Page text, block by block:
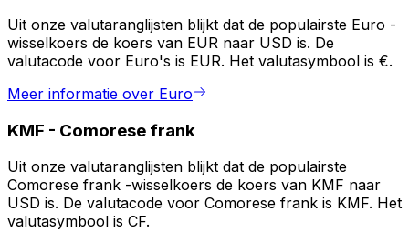
Uit onze valutaranglijsten blijkt dat de populairste Euro -
wisselkoers de koers van EUR naar USD is. De
valutacode voor Euro's is EUR. Het valutasymbool is €.
Meer informatie over Euro
KMF - Comorese frank
Uit onze valutaranglijsten blijkt dat de populairste
Comorese frank -wisselkoers de koers van KMF naar
USD is. De valutacode voor Comorese frank is KMF. Het
valutasymbool is CF.